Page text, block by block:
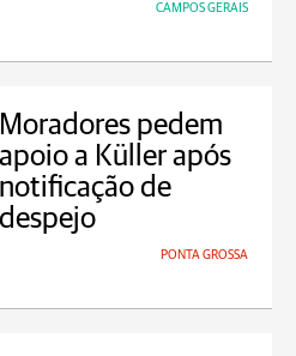
CAMPOS GERAIS
Moradores pedem
apoio a Küller após
notificação de
despejo
PONTA GROSSA